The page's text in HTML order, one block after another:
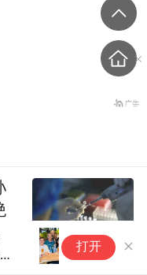
港媒：
打开